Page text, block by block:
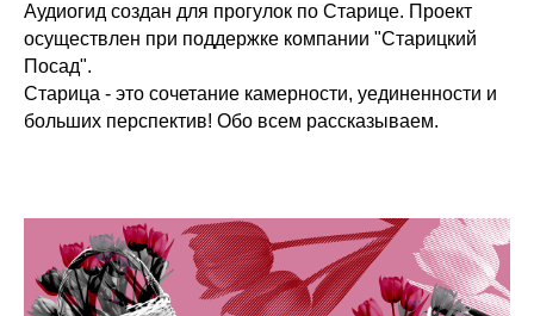
Аудиогид создан для прогулок по Старице. Проект
осуществлен при поддержке компании "Старицкий
Посад".
Старица - это сочетание камерности, уединенности и
больших перспектив! Обо всем рассказываем.